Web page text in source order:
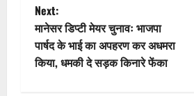
s
t
Next:
मानेसर डिप्टी मेयर चुनावः भाजपा
पार्षद के भाई का अपहरण कर अधमरा
किया, धमकी दे सड़क किनारे फेंका